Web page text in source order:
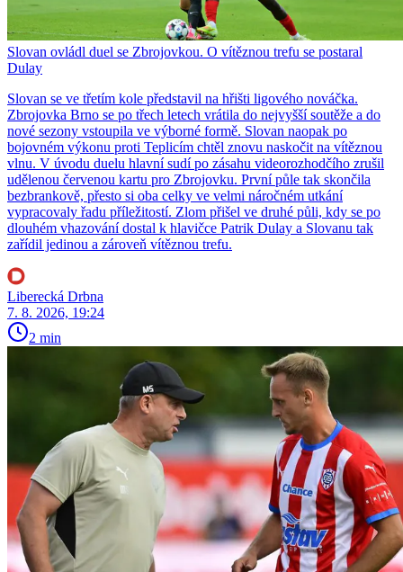
Slovan ovládl duel se Zbrojovkou. O vítěznou trefu se postaral
Dulay
Slovan se ve třetím kole představil na hřišti ligového nováčka.
Zbrojovka Brno se po třech letech vrátila do nejvyšší soutěže a do
nové sezony vstoupila ve výborné formě. Slovan naopak po
bojovném výkonu proti Teplicím chtěl znovu naskočit na vítěznou
vlnu. V úvodu duelu hlavní sudí po zásahu videorozhodčího zrušil
udělenou červenou kartu pro Zbrojovku. První půle tak skončila
bezbrankově, přesto si oba celky ve velmi náročném utkání
vypracovaly řadu příležitostí. Zlom přišel ve druhé půli, kdy se po
dlouhém vhazování dostal k hlavičce Patrik Dulay a Slovanu tak
zařídil jedinou a zároveň vítěznou trefu.
Liberecká Drbna
7. 8. 2026, 19:24
2 min